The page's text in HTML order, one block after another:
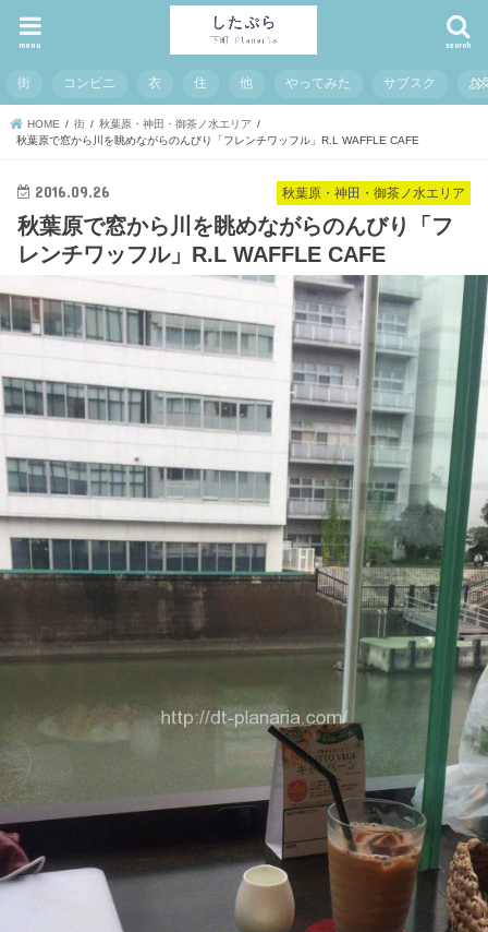
search
menu
街 コンビニ 衣 住 他 やってみた サブスク お
HOME 街
秋葉原・神田・御茶ノ水エリア
秋葉原で窓から川を眺めながらのんびり「フレンチワッフル」R.L WAFFLE CAFE
秋葉原・神田・御茶ノ水エリア
2016.09.26
秋葉原で窓から川を眺めながらのんびり「フ
レンチワッフル」R.L WAFFLE CAFE